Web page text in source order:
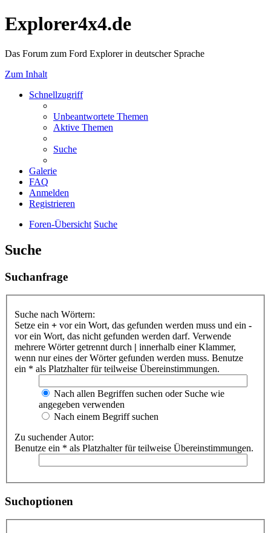
Explorer4x4.de
Das Forum zum Ford Explorer in deutscher Sprache
Zum Inhalt
Schnellzugriff
Unbeantwortete Themen
Aktive Themen
Suche
Galerie
FAQ
Anmelden
Registrieren
Foren-Übersicht Suche
Suche
Suchanfrage
Suche nach Wörtern:
Setze ein + vor ein Wort, das gefunden werden muss und ein -
vor ein Wort, das nicht gefunden werden darf. Verwende
mehrere Wörter getrennt durch | innerhalb einer Klammer,
wenn nur eines der Wörter gefunden werden muss. Benutze
ein * als Platzhalter für teilweise Übereinstimmungen.
Nach allen Begriffen suchen oder Suche wie
angegeben verwenden
Nach einem Begriff suchen
Zu suchender Autor:
Benutze ein * als Platzhalter für teilweise Übereinstimmungen.
Suchoptionen